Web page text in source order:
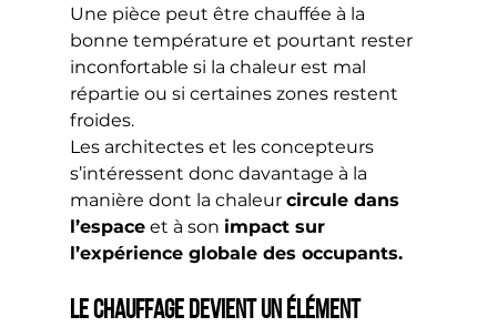
Une pièce peut être chauffée à la
bonne température et pourtant rester
inconfortable si la chaleur est mal
répartie ou si certaines zones restent
froides.
Les architectes et les concepteurs
s’intéressent donc davantage à la
manière dont la chaleur circule dans
l’espace et à son impact sur
l’expérience globale des occupants.
Le chauffage devient un élément